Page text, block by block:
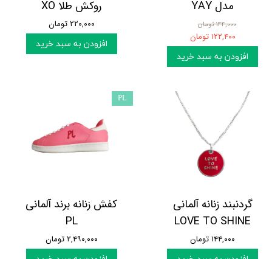
مدل YAY
۱۴۴,۰۰۰ تومان
۱۲۲,۴۰۰ تومان
افزودن به سبد خرید
روکش طلا XO
۲۲۰,۰۰۰ تومان
افزودن به سبد خرید
گردنبند زنانه آلمانی
LOVE TO SHINE
۱۴۴,۰۰۰ تومان
کفش زنانه برند آلمانی
PL
۲,۴۹۰,۰۰۰ تومان
PL